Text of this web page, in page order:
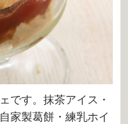
です。抹茶アイス・
家製葛餅・練乳ホイ